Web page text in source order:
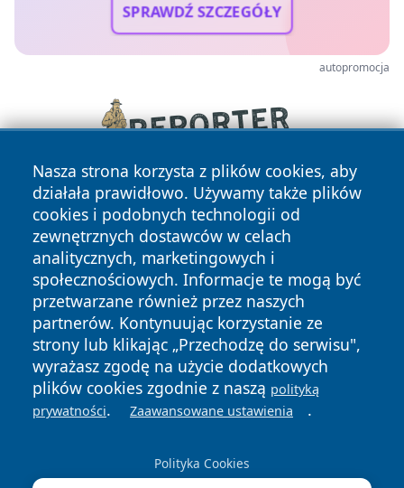
SPRAWDŹ SZCZEGÓŁY
autopromocja
Nasza strona korzysta z plików cookies, aby
działała prawidłowo. Używamy także plików
cookies i podobnych technologii od
zewnętrznych dostawców w celach
analitycznych, marketingowych i
społecznościowych. Informacje te mogą być
przetwarzane również przez naszych
partnerów. Kontynuując korzystanie ze
strony lub klikając „Przechodzę do serwisu",
wyrażasz zgodę na użycie dodatkowych
plików cookies zgodnie z naszą polityką
prywatności. Zaawansowane ustawienia .
Polityka Cookies
Copyright © 2026 wrotachorzowa.pl Wszystkie prawa
zastrzeżone.
News Autorzy
Polityka
Prywatności
Polityka
Cookies